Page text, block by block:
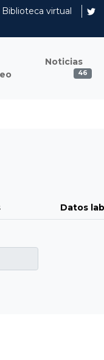
Biblioteca virtual
Noticias
46
Datos